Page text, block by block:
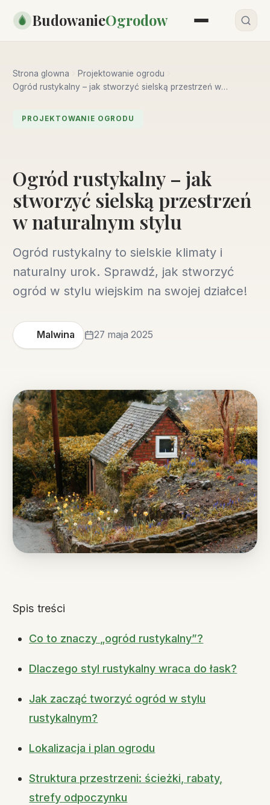
BudowanieOgrodow
Strona glowna
Projektowanie ogrodu
Ogród rustykalny – jak stworzyć sielską przestrzeń w
PROJEKTOWANIE OGRODU
Ogród rustykalny – jak
stworzyć sielską przestrzeń
w naturalnym stylu
Ogród rustykalny to sielskie klimaty i
naturalny urok. Sprawdź, jak stworzyć
ogród w stylu wiejskim na swojej działce!
Malwina 27 maja 2025
Spis treści
Co to znaczy „ogród rustykalny”?
Dlaczego styl rustykalny wraca do łask?
Jak zacząć tworzyć ogród w stylu
rustykalnym?
Lokalizacja i plan ogrodu
Struktura przestrzeni: ścieżki, rabaty,
strefy odpoczynku